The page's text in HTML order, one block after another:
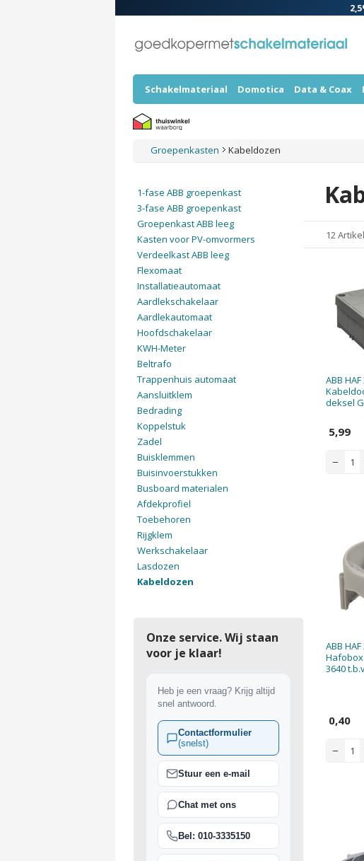
Schakelmateriaal Domotica Data & Coax
Groepenkasten Kabeldozen
12
ABB
deksel
5,99
−
ABB
3640
0,40
−
1-fase ABB groepenkast
3-fase ABB groepenkast
Groepenkast ABB leeg
Kasten voor PV-omvormers
Verdeelkast ABB leeg
Flexomaat
Installatieautomaat
Aardlekschakelaar
Aardlekautomaat
Hoofdschakelaar
KWH-Meter
Beltrafo
Trappenhuis automaat
Aansluitklem
Bedrading
Koppelstuk
Zadel
Buisklemmen
Buisinvoerstukken
Busboard materialen
Afdekprofiel
Toebehoren
Rijgklem
Werkschakelaar
Lasdozen
Kabeldozen
Onze service. Wij staan
voor je klaar!
Heb je een vraag? Krijg altijd
snel antwoord.
Contactformulier
(snelst)
Stuur een e-mail
Chat met ons
Bel: 010-3335150